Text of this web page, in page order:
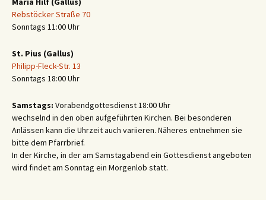
Rebstöcker Straße 70
Sonntags 11:00 Uhr
St. Pius (Gallus)
Philipp-Fleck-Str. 13
Sonntags 18:00 Uhr
Samstags: Vorabendgottesdienst 18:00 Uhr
wechselnd in den oben aufgeführten Kirchen. Bei besonderen
Anlässen kann die Uhrzeit auch variieren. Näheres entnehmen sie
bitte dem Pfarrbrief.
In der Kirche, in der am Samstagabend ein Gottesdienst angeboten
wird findet am Sonntag ein Morgenlob statt.